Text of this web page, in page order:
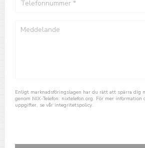
Enligt marknadsföringslagen har du rätt att spärra dig
genom NIX-Telefon: nixtelefon.org. För mer information
uppgifter, se vår integritetspolicy.